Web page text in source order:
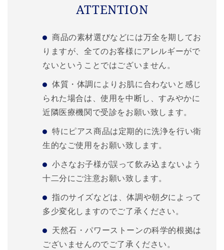
ATTENTION
商品の素材選びなどには万全を期してお
りますが、全てのお客様にアレルギーがで
ないということではございません。
体質・体調によりお肌に合わないと感じ
られた場合は、使用を中断し、すみやかに
近隣医療機関で受診をお願い致します。
特にピアス商品は定期的に洗浄を行い衛
生的なご使用をお願い致します。
小さなお子様が誤って飲み込まないよう
十二分にご注意お願い致します。
指のサイズなどは、体調や朝夕によって
多少変化しますのでご了承ください。
天然石・パワーストーンの科学的根拠は
ございませんのでご了承ください。